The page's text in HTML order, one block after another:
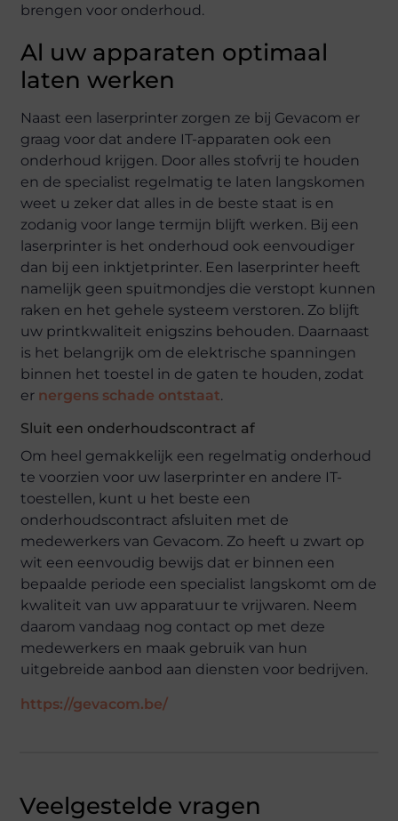
brengen voor onderhoud.
Al uw apparaten optimaal
laten werken
Naast een laserprinter zorgen ze bij Gevacom er
graag voor dat andere IT-apparaten ook een
onderhoud krijgen. Door alles stofvrij te houden
en de specialist regelmatig te laten langskomen
weet u zeker dat alles in de beste staat is en
zodanig voor lange termijn blijft werken. Bij een
laserprinter is het onderhoud ook eenvoudiger
dan bij een inktjetprinter. Een laserprinter heeft
namelijk geen spuitmondjes die verstopt kunnen
raken en het gehele systeem verstoren. Zo blijft
uw printkwaliteit enigszins behouden. Daarnaast
is het belangrijk om de elektrische spanningen
binnen het toestel in de gaten te houden, zodat
er nergens schade ontstaat.
Sluit een onderhoudscontract af
Om heel gemakkelijk een regelmatig onderhoud
te voorzien voor uw laserprinter en andere IT-
toestellen, kunt u het beste een
onderhoudscontract afsluiten met de
medewerkers van Gevacom. Zo heeft u zwart op
wit een eenvoudig bewijs dat er binnen een
bepaalde periode een specialist langskomt om de
kwaliteit van uw apparatuur te vrijwaren. Neem
daarom vandaag nog contact op met deze
medewerkers en maak gebruik van hun
uitgebreide aanbod aan diensten voor bedrijven.
https://gevacom.be/
Veelgestelde vragen